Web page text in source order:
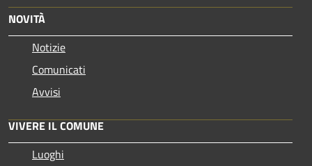
NOVITÀ
Notizie
Comunicati
Avvisi
VIVERE IL COMUNE
Luoghi